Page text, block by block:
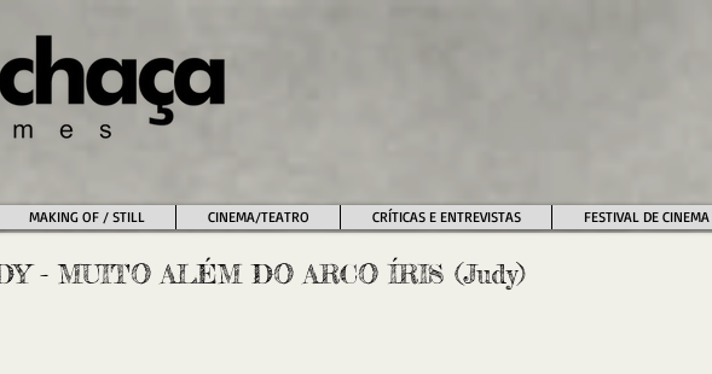
MAKING OF / STILL CINEMA/TEATRO CRÍTICAS E ENTREVISTAS FESTIVAL DE CINEMA
- MUITO ALÉM DO ARCO ÍRIS (Judy)